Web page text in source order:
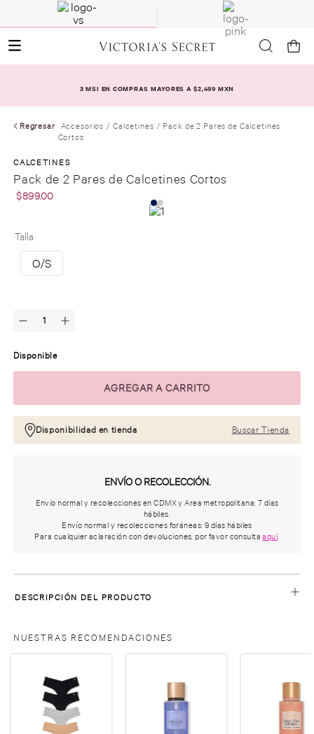
3 MSI EN COMPRAS MAYORES A $2,499 MXN
Regresar Accesorios Calcetines
Pack de 2 Pares de Calcetines
Cortos
CALCETINES
Pack de 2 Pares de Calcetines Cortos
$899.00
Talla
O/S
Disponible
Disponibilidad en tienda Buscar Tienda
ENVÍO O RECOLECCIÓN.
Envío normal y recolecciones en CDMX y Area metropolitana: 7 días
hábiles.
Envío normal y recolecciones foráneas: 9 días hábiles
Para cualquier aclaración con devoluciones, por favor consultaaquí.
DESCRIPCIÓN DEL PRODUCTO
NUESTRAS RECOMENDACIONES